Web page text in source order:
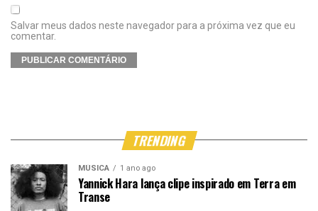
Salvar meus dados neste navegador para a próxima vez que eu
comentar.
TRENDING
MÚSICA 1 ano ago
Yannick Hara lança clipe inspirado em Terra em
Transe